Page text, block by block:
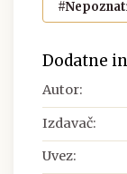
Dodatne
Autor:
Izdavač:
Uvez: